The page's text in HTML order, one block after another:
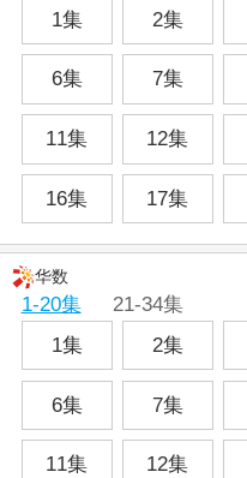
1集
2集
6集 7集
11集 12集
16集 17集
华数
1-20集
21-34集
1集
2集
6集 7集
11集 12集